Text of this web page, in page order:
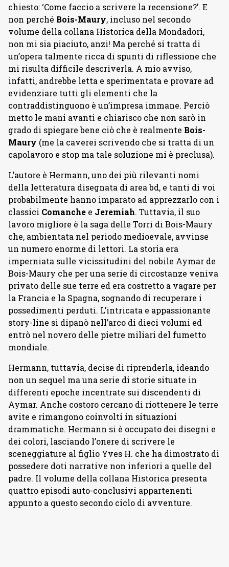
chiesto: ‘Come faccio a scrivere la recensione?’. E
non perché Bois-Maury, incluso nel secondo
volume della collana Historica della Mondadori,
non mi sia piaciuto, anzi! Ma perché si tratta di
un’opera talmente ricca di spunti di riflessione che
mi risulta difficile descriverla. A mio avviso,
infatti, andrebbe letta e sperimentata e provare ad
evidenziare tutti gli elementi che la
contraddistinguono è un’impresa immane. Perciò
metto le mani avanti e chiarisco che non sarò in
grado di spiegare bene ciò che è realmente Bois-
Maury (me la caverei scrivendo che si tratta di un
capolavoro e stop ma tale soluzione mi è preclusa).
L’autore è Hermann, uno dei più rilevanti nomi
della letteratura disegnata di area bd, e tanti di voi
probabilmente hanno imparato ad apprezzarlo con i
classici Comanche e Jeremiah. Tuttavia, il suo
lavoro migliore è la saga delle Torri di Bois-Maury
che, ambientata nel periodo medioevale, avvinse
un numero enorme di lettori. La storia era
imperniata sulle vicissitudini del nobile Aymar de
Bois-Maury che per una serie di circostanze veniva
privato delle sue terre ed era costretto a vagare per
la Francia e la Spagna, sognando di recuperare i
possedimenti perduti. L’intricata e appassionante
story-line si dipanò nell’arco di dieci volumi ed
entrò nel novero delle pietre miliari del fumetto
mondiale.
Hermann, tuttavia, decise di riprenderla, ideando
non un sequel ma una serie di storie situate in
differenti epoche incentrate sui discendenti di
Aymar. Anche costoro cercano di riottenere le terre
avite e rimangono coinvolti in situazioni
drammatiche. Hermann si è occupato dei disegni e
dei colori, lasciando l’onere di scrivere le
sceneggiature al figlio Yves H. che ha dimostrato di
possedere doti narrative non inferiori a quelle del
padre. Il volume della collana Historica presenta
quattro episodi auto-conclusivi appartenenti
appunto a questo secondo ciclo di avventure.